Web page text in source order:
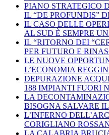
PIANO STRATEGICO
IL “DE PROFUNDIS”
IL CASO DELLE
AL SUD È SEMPRE
IL “RITORNO DEI
PER FUTURO E
LE NUOVE
L’ECONOMIA
DEPURAZIONE
188 IMPIANTI FUORI
LA
BISOGNA SALVARE
L’INFERNO
CORIGLIANO
LA CALABRIA